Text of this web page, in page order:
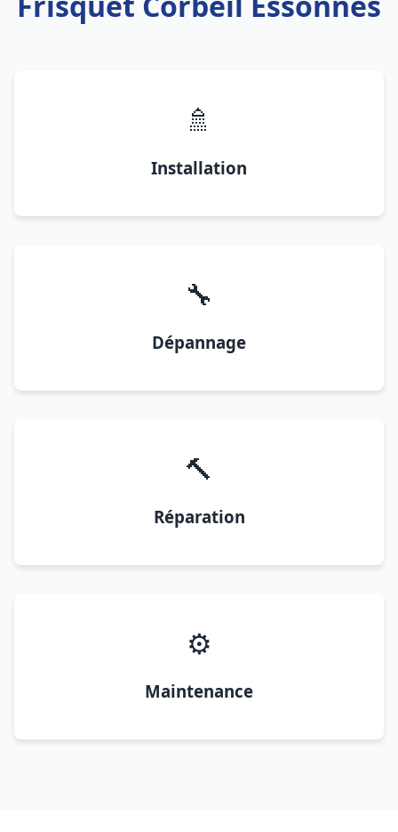
🚿
Installation
🔧
Dépannage
🔨
Réparation
⚙️
Maintenance